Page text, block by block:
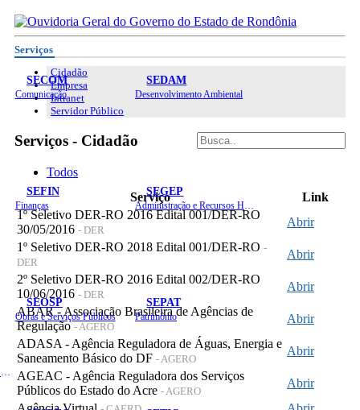
SECOM
Comunicação
SEDAM
Desenvolvimento Ambiental
SEFIN
Finanças
SEGEP
SEOSP
Obras e Serviços Públicos
SEPAT
Patrimônio
Serviços
Cidadão
Empresa
Intranet
Servidor Público
Serviços - Cidadão
Todos
Serviço
Link
1º Seletivo DER-RO 2016 Edital 001/DER-RO
30/05/2016 - DER
Abrir
1º Seletivo DER-RO 2018 Edital 001/DER-RO -
DER
Abrir
2º Seletivo DER-RO 2016 Edital 002/DER-RO
10/06/2016 - DER
Abrir
ABAR - Associação Brasileira de Agências de
Regulação- AGERO
Abrir
ADASA - Agência Reguladora de Águas, Energia e
Saneamento Básico do DF - AGERO
Abrir
AGEAC - Agência Reguladora dos Serviços
Públicos do Estado do Acre - AGERO
Abrir